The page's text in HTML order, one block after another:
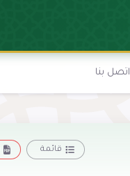
اتصل بنا
قائمة